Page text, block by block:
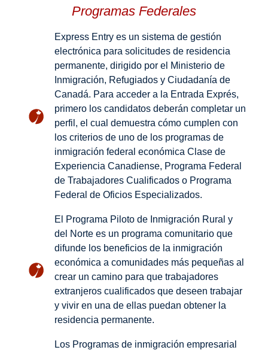
Programas Federales
Express Entry es un sistema de gestión
electrónica para solicitudes de residencia
permanente, dirigido por el Ministerio de
Inmigración, Refugiados y Ciudadanía de
Canadá. Para acceder a la Entrada Exprés,
primero los candidatos deberán completar un
perfil, el cual demuestra cómo cumplen con
los criterios de uno de los programas de
inmigración federal económica Clase de
Experiencia Canadiense, Programa Federal
de Trabajadores Cualificados o Programa
Federal de Oficios Especializados.
El Programa Piloto de Inmigración Rural y
del Norte es un programa comunitario que
difunde los beneficios de la inmigración
económica a comunidades más pequeñas al
crear un camino para que trabajadores
extranjeros cualificados que deseen trabajar
y vivir en una de ellas puedan obtener la
residencia permanente.
Los Programas de inmigración empresarial